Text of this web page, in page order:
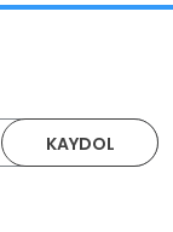
KAYDOL